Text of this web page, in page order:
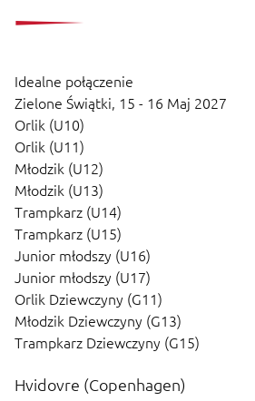
Idealne połączenie
Zielone Świątki, 15 - 16 Maj 2027
Orlik (U10)
Orlik (U11)
Młodzik (U12)
Młodzik (U13)
Trampkarz (U14)
Trampkarz (U15)
Junior młodszy (U16)
Junior młodszy (U17)
Orlik Dziewczyny (G11)
Młodzik Dziewczyny (G13)
Trampkarz Dziewczyny (G15)
Hvidovre (Copenhagen)